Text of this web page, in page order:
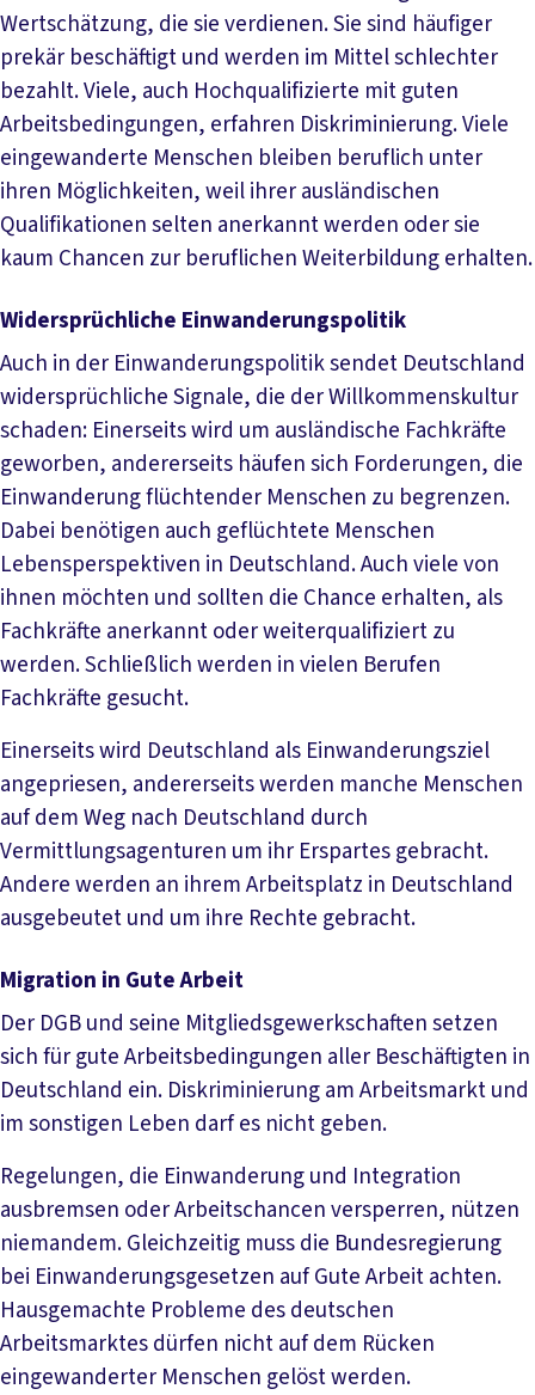
Wertschätzung, die sie verdienen. Sie sind häufiger
prekär beschäftigt und werden im Mittel schlechter
bezahlt. Viele, auch Hochqualifizierte mit guten
Arbeitsbedingungen, erfahren Diskriminierung. Viele
eingewanderte Menschen bleiben beruflich unter
ihren Möglichkeiten, weil ihrer ausländischen
Qualifikationen selten anerkannt werden oder sie
kaum Chancen zur beruflichen Weiterbildung erhalten.
Widersprüchliche Einwanderungspolitik
Auch in der Einwanderungspolitik sendet Deutschland
widersprüchliche Signale, die der Willkommenskultur
schaden: Einerseits wird um ausländische Fachkräfte
geworben, andererseits häufen sich Forderungen, die
Einwanderung flüchtender Menschen zu begrenzen.
Dabei benötigen auch geflüchtete Menschen
Lebensperspektiven in Deutschland. Auch viele von
ihnen möchten und sollten die Chance erhalten, als
Fachkräfte anerkannt oder weiterqualifiziert zu
werden. Schließlich werden in vielen Berufen
Fachkräfte gesucht.
Einerseits wird Deutschland als Einwanderungsziel
angepriesen, andererseits werden manche Menschen
auf dem Weg nach Deutschland durch
Vermittlungsagenturen um ihr Erspartes gebracht.
Andere werden an ihrem Arbeitsplatz in Deutschland
ausgebeutet und um ihre Rechte gebracht.
Migration in Gute Arbeit
Der DGB und seine Mitgliedsgewerkschaften setzen
sich für gute Arbeitsbedingungen aller Beschäftigten in
Deutschland ein. Diskriminierung am Arbeitsmarkt und
im sonstigen Leben darf es nicht geben.
Regelungen, die Einwanderung und Integration
ausbremsen oder Arbeitschancen versperren, nützen
niemandem. Gleichzeitig muss die Bundesregierung
bei Einwanderungsgesetzen auf Gute Arbeit achten.
Hausgemachte Probleme des deutschen
Arbeitsmarktes dürfen nicht auf dem Rücken
eingewanderter Menschen gelöst werden.